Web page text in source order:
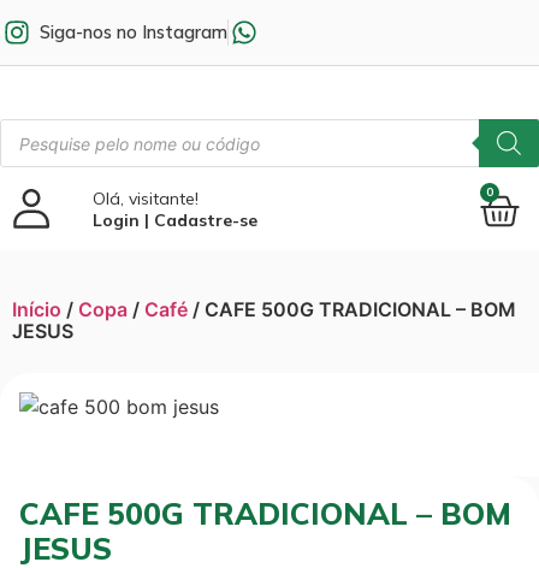
Siga-nos no Instagram
Olá, visitante!
Login | Cadastre-se
0
Início / Copa / Café / CAFE 500G TRADICIONAL – BOM
JESUS
CAFE 500G TRADICIONAL – BOM
JESUS